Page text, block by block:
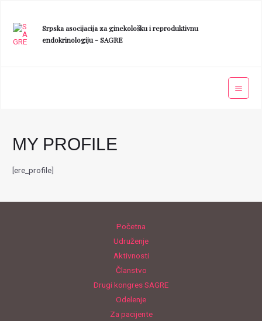
Srpska asocijacija za ginekološku i reproduktivnu
endokrinologiju - SAGRE
MY PROFILE
[ere_profile]
Početna
Udruženje
Aktivnosti
Članstvo
Drugi kongres SAGRE
Odelenje
Za pacijente